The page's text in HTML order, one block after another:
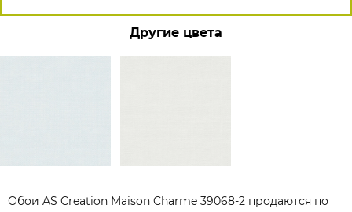
Другие цвета
Обои AS Creation Maison Charme 39068-2 продаются по